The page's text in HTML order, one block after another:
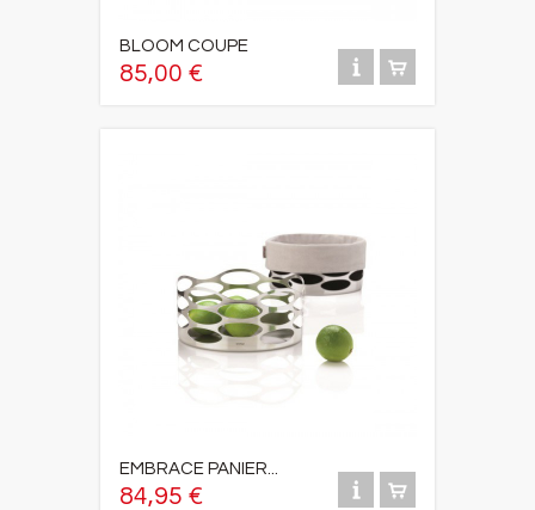
BLOOM COUPE
85,00 €
EMBRACE PANIER...
84,95 €